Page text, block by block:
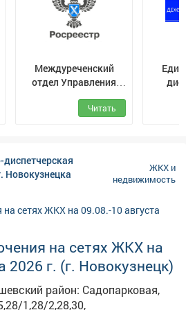
Междуреченский
отдел Управления
Росреестра по
Кемеровской области
Читать
Новокузнецка
ЖКХ и
недвижимость
на сетях ЖКХ на
2026 г. (г. Новокузнецк)
1,28/2,28,30,